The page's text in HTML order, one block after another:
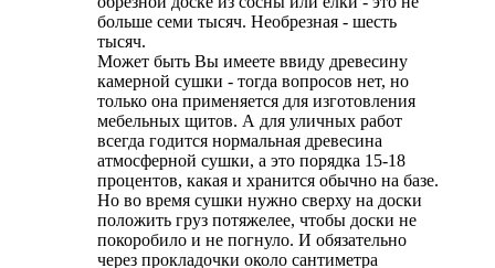
больше семи тысяч. Необрезная - шесть
тысяч.
Может быть Вы имеете ввиду древесину
камерной сушки - тогда вопросов нет, но
только она применяется для изготовления
мебельных щитов. А для уличных работ
всегда годится нормальная древесина
атмосферной сушки, а это порядка 15-18
процентов, какая и хранится обычно на базе.
Но во время сушки нужно сверху на доски
положить груз потяжелее, чтобы доски не
покоробило и не погнуло. И обязательно
через прокладочки около сантиметра